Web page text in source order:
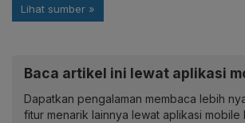
Baca artikel ini lewat aplikasi
Dapatkan pengalaman membaca lebih
fitur menarik lainnya lewat aplikasi mobile